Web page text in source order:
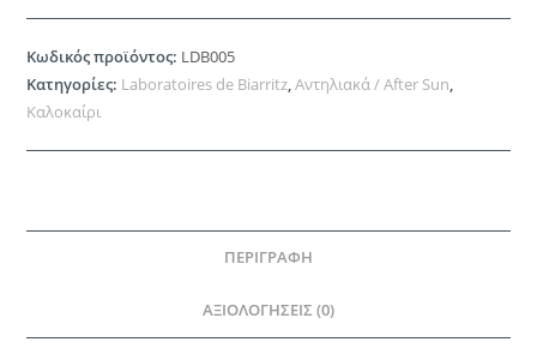
Προσώπου
&
Σώματος
SFP30
Κωδικός προϊόντος: LDB005
Κατηγορίες: Laboratoires de Biarritz,Αντηλιακά / After Sun,
Καλοκαίρι
ΠΕΡΙΓΡΑΦΉ
ΑΞΙΟΛΟΓΉΣΕΙΣ (0)